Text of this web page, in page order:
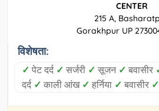
CENTER
215 A,
Gorakhpur UP
विशेषता:
✓ पेट दर्द ✓ सर्जरी ✓ सूजन ✓ बवासीर
दर्द ✓ काली आंख ✓ हर्निया ✓ बवासीर ✓